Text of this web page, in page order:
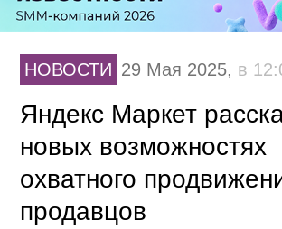
НОВОСТИ 29 Мая 2025, в
Яндекс Маркет
новых возможностях
охватного
продавцов